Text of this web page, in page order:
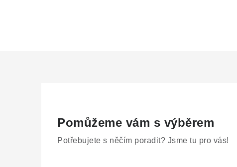
Pomůžeme vám s výběrem
Potřebujete s něčím poradit? Jsme tu pro vás!